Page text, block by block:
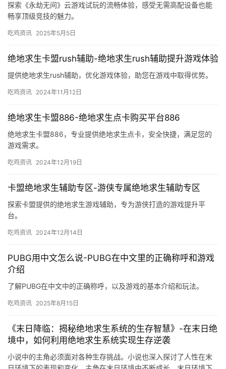
探索《永劫无间》云游戏试玩的流畅体验，感受无需高配设备也能
畅享顶级竞技的魅力。
吃鸡资讯 2025年5月5日
绝地求生卡盟rush辅助-绝地求生rush辅助提升游戏体验
提供绝地求生rush辅助，优化游戏体验，助您在游戏中取得优势。
吃鸡资讯 2024年11月12日
绝地求生卡盟886-绝地求生点卡购买平台886
绝地求生卡盟886，专业提供绝地求生点卡，安全快捷，满足您的
游戏需求。
吃鸡资讯 2024年12月19日
卡盟绝地求生辅助专区-游侠专属绝地求生辅助专区
探索卡盟提供的绝地求生游戏辅助，专为游侠打造的游戏提升平
台。
吃鸡资讯 2024年12月14日
PUBG用中文怎么说-PUBG在中文里的正确称呼和游戏
介绍
了解PUBG在中文中的正确称呼，以及游戏的基本介绍和玩法。
吃鸡资讯 2025年8月15日
《末日降临：揭秘绝地求生系统的生存智慧》-在末日绝
境中，如何利用绝地求生系统实现生存逆袭
小说中的主角必须面对各种生存挑战。小说也深入探讨了人性在末